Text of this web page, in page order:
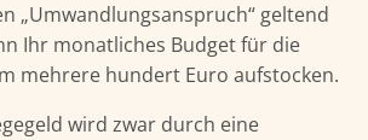
„Umwandlungsanspruch“ geltend
Ihr monatliches Budget für die
mehrere hundert Euro aufstocken.
wird zwar durch eine